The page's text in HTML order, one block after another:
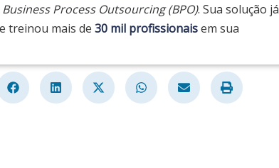
Business Process Outsourcing (BPO). Sua solução já
treinou mais de 30 mil profissionaisem sua